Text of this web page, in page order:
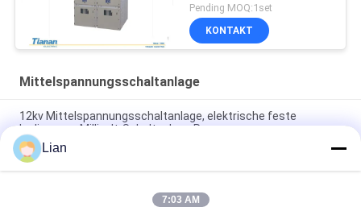
Pending MOQ:1set
KONTAKT
Mittelspannungsschaltanlage
12kv Mittelspannungsschaltanlage, elektrische feste
Isolierungs-Millivolt-Schaltanlage Rmu
Gis-Ringleitungs-Einheiten und kompakte Schaltanlagen-
Systeme Wechselstrom Sf6 Rmu Millivolt gekapselt
Sf6 Gas Isolierschaltanlage, Ringleitungs-Einheit 12 des
Lian
7:03 AM